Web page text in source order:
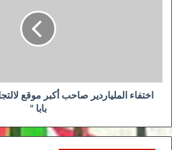
بابا
اختفاء الملياردير صاحب أكبر موقع
بابا "